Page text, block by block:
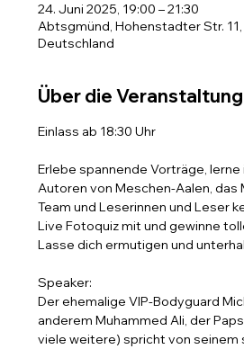
24. Juni 2025, 19:00 – 21:30
Abtsgmünd, Hohenstadter Str.
Deutschland
Über die Veranstaltung
Einlass ab 18:30 Uhr
Erlebe spannende Vorträge,
Autoren von Meschen-Aalen, das
Team und Leserinnen und Leser
Live Fotoquiz mit und gewinne
Lasse dich ermutigen und
Speaker:
Der ehemalige VIP-Bodyguard
anderem Muhammed Ali, der
viele weitere) spricht von seinem